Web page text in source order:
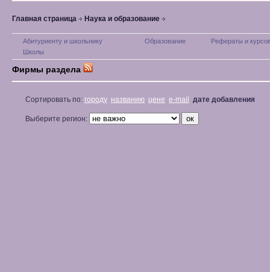
Главная страница Наука и образование
Абитуриенту и школьнику Образование
Рефераты и
Школы
Фирмы раздела
Сортировать по: городу названию цене e-mail дате добавления
Выберите регион: